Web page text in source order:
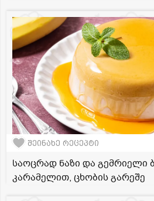
შეინახე რეცეპტი
საოცრად ნაზი და გემრიელი
კარამელით, ცხობის გარეშე